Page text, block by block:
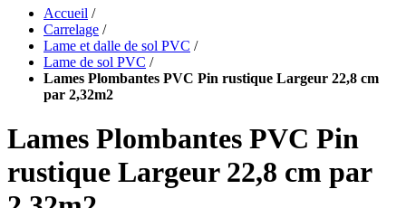
Accueil /
Carrelage /
Lame et dalle de sol PVC /
Lame de sol PVC /
Lames Plombantes PVC Pin rustique Largeur 22,8 cm
par 2,32m2
Lames Plombantes PVC Pin
rustique Largeur 22,8 cm par